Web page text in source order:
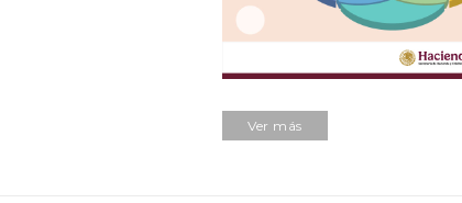
Ver más